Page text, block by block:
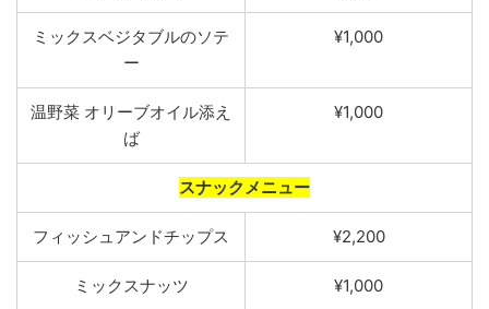
ミックスベジタブルのソテ
ー
¥1,000
温野菜 オリ ーブオイル添え
ば
¥1,000
スナックメニュー
フィッシュアンドチップス ¥2,200
ミックスナッツ ¥1,000